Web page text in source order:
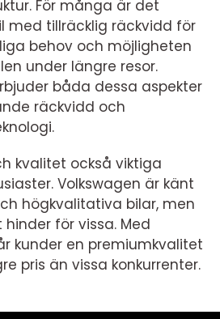
För många är det
med tillräcklig räckvidd för
behov och möjligheten
under längre resor.
båda dessa aspekter
räckvidd och
kvalitet också viktiga
Volkswagen är känt
högkvalitativa bilar, men
för vissa. Med
kunder en premiumkvalitet
pris än vissa konkurrenter.